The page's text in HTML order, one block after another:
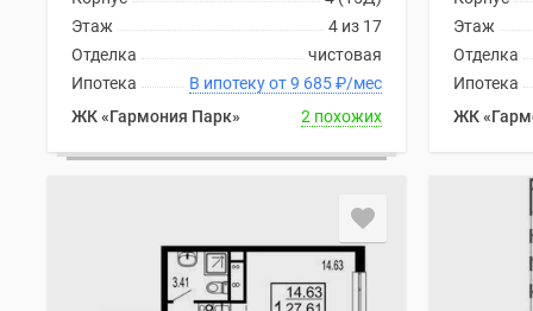
поселки
4 из 17
Этаж
чистовая
Отделка
В ипотеку от 9 685₽/мес
Ипотека
ЖК «Гармония Парк»
2 похожих
Этаж
Отделка
Ипотека
ЖК